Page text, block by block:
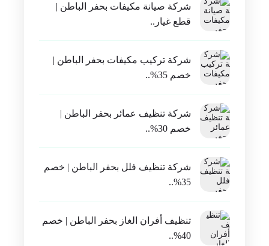
شركة صيانة مكيفات بحفر الباطن |
قطع غيار..
شركة تركيب مكيفات بحفر الباطن |
خصم 35%..
شركة تنظيف عمائر بحفر الباطن |
خصم 30%..
شركة تنظيف فلل بحفر الباطن | خصم
35%..
تنظيف أفران الغاز بحفر الباطن | خصم
40%..